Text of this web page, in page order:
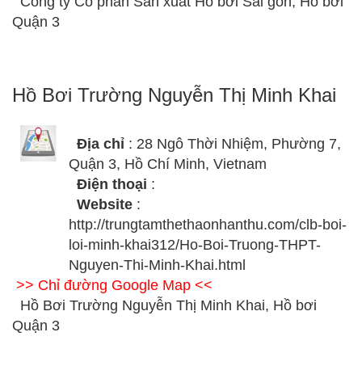
Quận 3
Hồ Bơi Trường Nguyễn Thị Minh Khai
Địa chỉ : 28 Ngô Thời Nhiệm, Phường 7,
Quận 3, Hồ Chí Minh, Vietnam
Điện thoại :
Website :
http://trungtamthethaonhanthu.com/clb-boi-
loi-minh-khai312/Ho-Boi-Truong-THPT-
Nguyen-Thi-Minh-Khai.html
>> Chỉ đường Google Map <<
Hồ Bơi Trường Nguyễn Thị Minh Khai, Hồ bơi
Quận 3